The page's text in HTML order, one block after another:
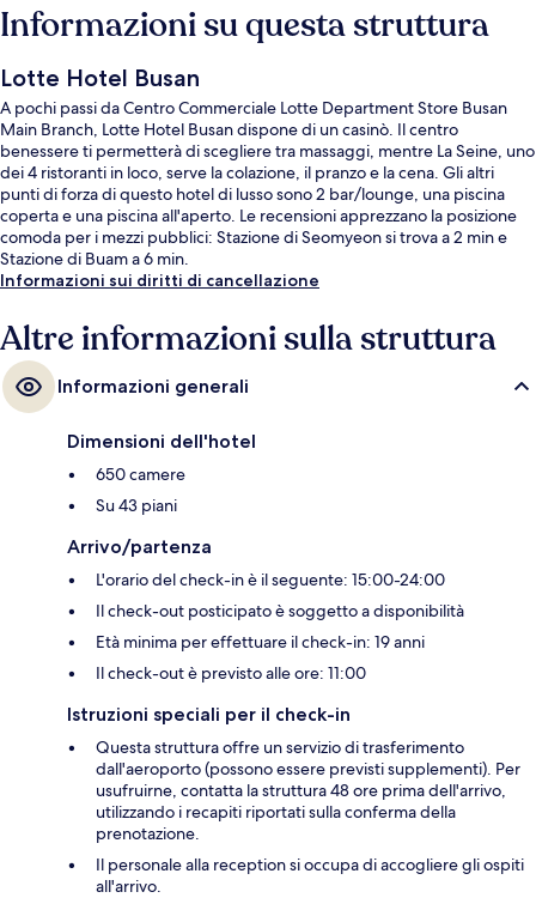
Informazioni su questa struttura
Lotte Hotel Busan
A pochi passi da Centro Commerciale Lotte Department Store Busan
Main Branch, Lotte Hotel Busan dispone di un casinò. Il centro
benessere ti permetterà di scegliere tra massaggi, mentre La Seine, uno
dei 4 ristoranti in loco, serve la colazione, il pranzo e la cena. Gli altri
punti di forza di questo hotel di lusso sono 2 bar/lounge, una piscina
coperta e una piscina all'aperto. Le recensioni apprezzano la posizione
comoda per i mezzi pubblici: Stazione di Seomyeon si trova a 2 min e
Stazione di Buam a 6 min.
Informazioni sui diritti di cancellazione
Altre informazioni sulla struttura
Informazioni generali
Dimensioni dell'hotel
650 camere
Su 43 piani
Arrivo/partenza
L'orario del check-in è il seguente: 15:00-24:00
Il check-out posticipato è soggetto a disponibilità
Età minima per effettuare il check-in: 19 anni
Il check-out è previsto alle ore: 11:00
Istruzioni speciali per il check-in
Questa struttura offre un servizio di trasferimento
dall'aeroporto (possono essere previsti supplementi). Per
usufruirne, contatta la struttura 48 ore prima dell'arrivo,
utilizzando i recapiti riportati sulla conferma della
prenotazione.
Il personale alla reception si occupa di accogliere gli ospiti
all'arrivo.